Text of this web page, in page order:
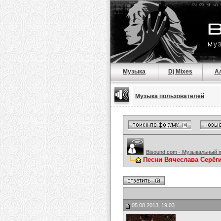
Музыка Dj Mixes
Музыка пользователей
Bisound.com - Музыкальный
Песни Вячеслава
05.08.2013, 19:03